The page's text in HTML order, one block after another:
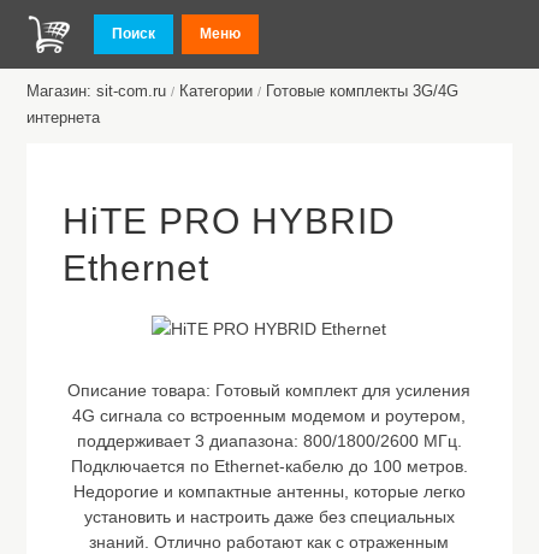
Поиск Меню
Магазин: sit-com.ru / Категории / Готовые комплекты 3G/4G
интернета
HiTE PRO HYBRID
Ethernet
Описание товара: Готовый комплект для усиления
4G сигнала со встроенным модемом и роутером,
поддерживает 3 диапазона: 800/1800/2600 МГц.
Подключается по Ethernet-кабелю до 100 метров.
Недорогие и компактные антенны, которые легко
установить и настроить даже без специальных
знаний. Отлично работают как с отраженным